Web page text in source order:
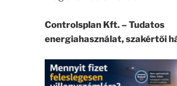
Controlsplan Kft. – Tudatos
energiahasználat, szakértői